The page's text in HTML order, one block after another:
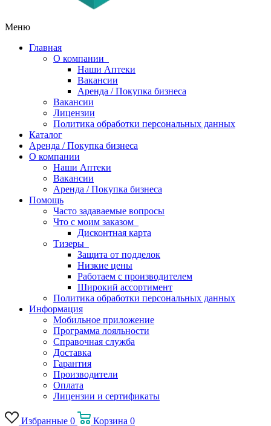
Меню
Главная
О компании
Наши Аптеки
Вакансии
Аренда / Покупка бизнеса
Вакансии
Лицензии
Политика обработки персональных данных
Каталог
Аренда / Покупка бизнеса
О компании
Наши Аптеки
Вакансии
Аренда / Покупка бизнеса
Помощь
Часто задаваемые вопросы
Что с моим заказом
Дисконтная карта
Тизеры
Защита от подделок
Низкие цены
Работаем с производителем
Широкий ассортимент
Политика обработки персональных данных
Информация
Мобильное приложение
Программа лояльности
Справочная служба
Доставка
Гарантия
Производители
Оплата
Лицензии и сертификаты
Избранные 0 Корзина 0